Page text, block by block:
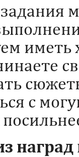
иметь
с
наград